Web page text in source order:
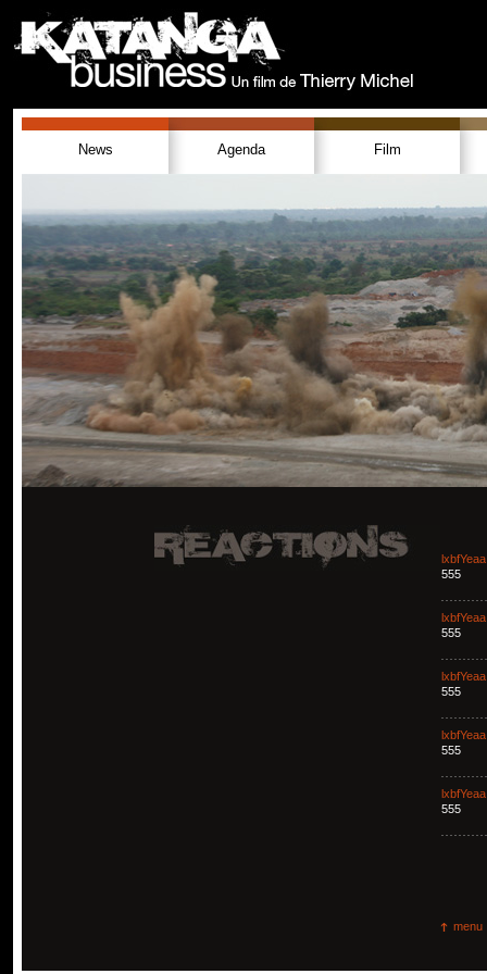
News Agenda Film
lxbfYeaa
555
lxbfYeaa
555
lxbfYeaa
555
lxbfYeaa
555
lxbfYeaa
555
menu